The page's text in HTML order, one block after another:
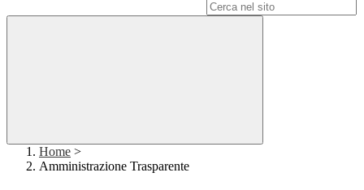
Home >
Amministrazione Trasparente